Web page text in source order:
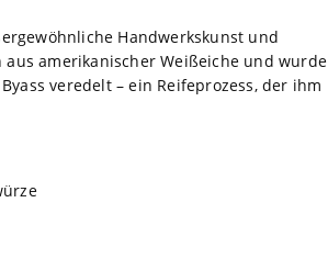
Handwerkskunst und
amerikanischer Weißeiche und wurde
veredelt – ein Reifeprozess, der ihm